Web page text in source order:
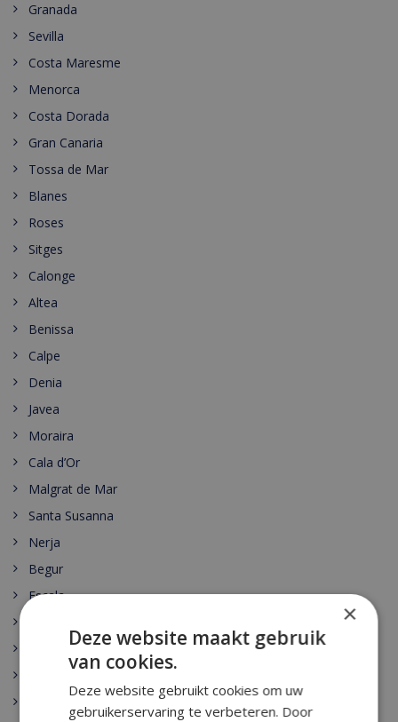
Granada
Sevilla
Costa Maresme
Menorca
Costa Dorada
Gran Canaria
Tossa de Mar
Blanes
Roses
Sitges
Calonge
Altea
Benissa
Calpe
Denia
Javea
Moraira
Cala d’Or
Malgrat de Mar
Santa Susanna
Nerja
Begur
Escala
×
Deze website maakt gebruik
van cookies.
Deze website gebruikt cookies om uw
gebruikerservaring te verbeteren. Door